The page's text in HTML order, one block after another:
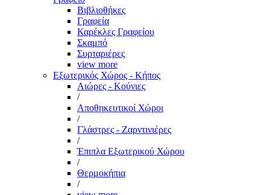
Βιβλιοθήκες
Γραφεία
Καρέκλες Γραφείου
Σκαμπό
Συρταριέρες
view more
Εξωτερικός Χώρος - Κήπος
Αιώρες - Κούνιες
/
Αποθηκευτικοί Χώροι
/
Γλάστρες - Ζαρντινιέρες
/
Έπιπλα Εξωτερικού Χώρου
/
Θερμοκήπια
/